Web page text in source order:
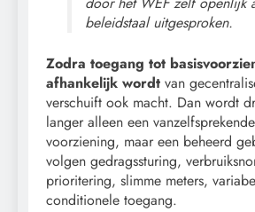
beleidstaal uitgesproken.
Zodra toegang tot
afhankelijk wordt van
verschuift ook macht. Dan wordt
langer alleen een
voorziening, maar een beheerd
volgen gedragssturing,
prioritering, slimme meters,
conditionele toegang.